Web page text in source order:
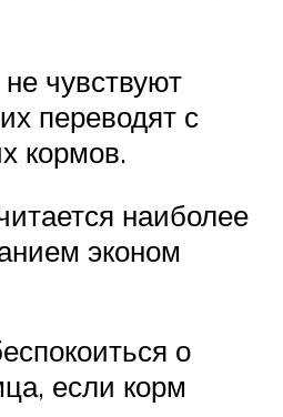
чувствуют
переводят с
кормов.
наиболее
эконом
о
если корм